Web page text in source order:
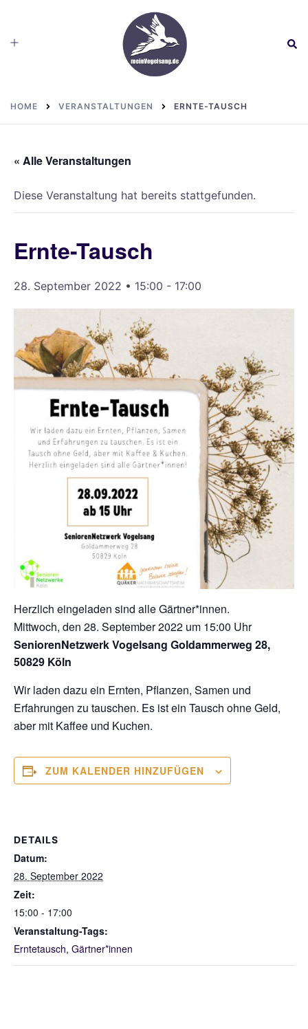
content
Toggle
HOME VERANSTALTUNGEN ERNTE-TAUSCH
« Alle Veranstaltungen
Diese Veranstaltung hat bereits stattgefunden.
Ernte-Tausch
28. September 2022 • 15:00 - 17:00
Herzlich eingeladen sind alle Gärtner*innen.
Mittwoch, den 28. September 2022 um 15:00 Uhr
SeniorenNetzwerk Vogelsang Goldammerweg 28,
50829 Köln
Wir laden dazu ein Ernten, Pflanzen, Samen und
Erfahrungen zu tauschen. Es ist ein Tausch ohne Geld,
aber mit Kaffee und Kuchen.
ZUM KALENDER HINZUFÜGEN
DETAILS
Datum:
28. September 2022
Zeit:
15:00 - 17:00
Veranstaltung-Tags:
Erntetausch, Gärtner*innen